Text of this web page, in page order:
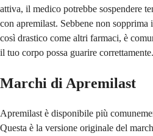
attiva, il medico potrebbe sospendere
con apremilast. Sebbene non
così drastico come altri farmaci, è
il tuo corpo possa guarire correttamente.
Marchi di Apremilast
Apremilast è disponibile più
Questa è la versione originale del